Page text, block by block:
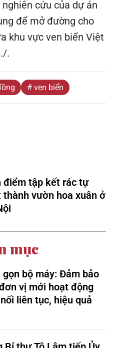
cứu của dự án
để mở đường cho
khu vực ven biển Việt
.
# ven biển
điểm tập kết rác tự
thành vườn hoa xuân ở
mục
gọn bộ máy: Đảm bảo
vị mới hoạt động
liên tục, hiệu quả